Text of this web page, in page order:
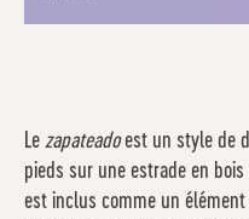
Le zapateadoest un style de
pieds sur une estrade en bois
est inclus comme un